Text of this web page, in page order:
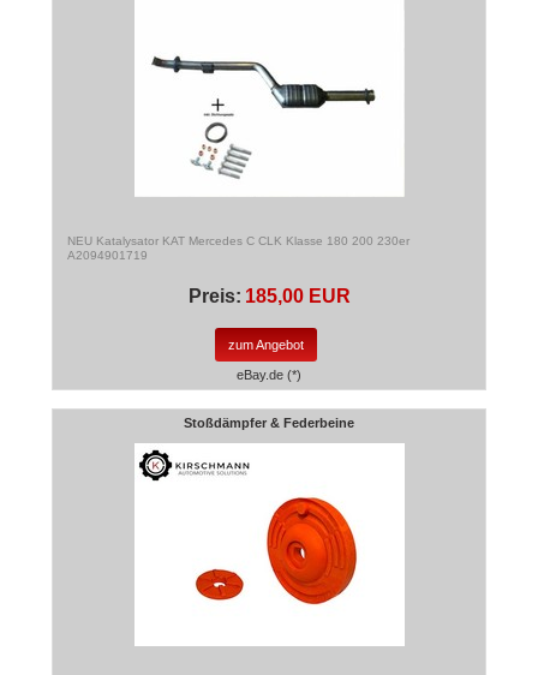
NEU Katalysator KAT Mercedes C CLK Klasse 180 200 230er
A2094901719
Preis: 185,00 EUR
zum Angebot
eBay.de (*)
Stoßdämpfer & Federbeine